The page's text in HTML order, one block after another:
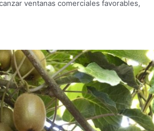
ventanas comerciales favorables,